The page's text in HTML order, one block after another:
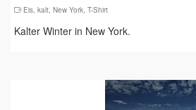
Eis, kalt, New York, T-Shirt
Kalter Winter in New York.